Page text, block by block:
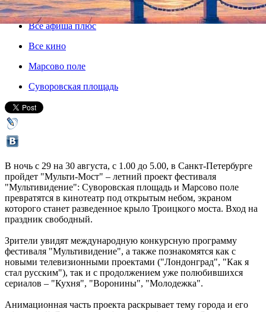
Версия для печати
Все афиша плюс
Все кино
Марсово поле
Суворовская площадь
В ночь с 29 на 30 августа, с 1.00 до 5.00, в Санкт-Петербурге
пройдет "Мульти-Мост" – летний проект фестиваля
"Мультивидение": Суворовская площадь и Марсово поле
превратятся в кинотеатр под открытым небом, экраном
которого станет разведенное крыло Троицкого моста. Вход на
праздник свободный.
Зрители увидят международную конкурсную программу
фестиваля "Мультивидение", а также познакомятся как с
новыми телевизионными проектами ("Лондонград", "Как я
стал русским"), так и с продолжением уже полюбившихся
сериалов – "Кухня", "Воронины", "Молодежка".
Анимационная часть проекта раскрывает тему города и его